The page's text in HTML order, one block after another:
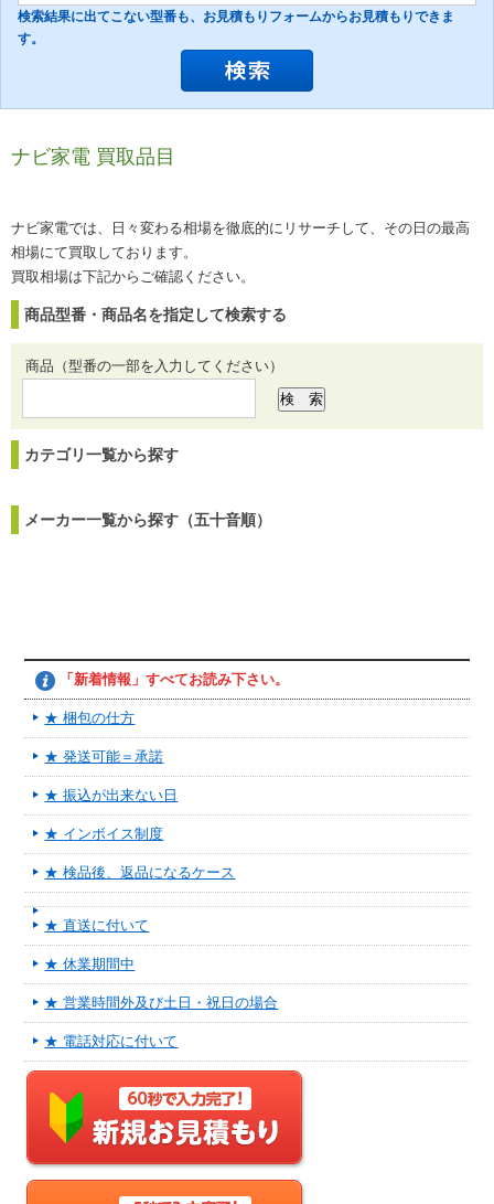
検索結果に出てこない型番も、お見積もりフォームからお見積もりできま
す。
ナビ家電 買取品目
ナビ家電では、日々変わる相場を徹底的にリサーチして、その日の最高
相場にて買取しております。
買取相場は下記からご確認ください。
商品型番・商品名を指定して検索する
商品（型番の一部を入力してください）
カテゴリ一覧から探す
メーカー一覧から探す（五十音順）
「新着情報」すべてお読み下さい。
★ 梱包の仕方
★ 発送可能＝承諾
★ 振込が出来ない日
★ インボイス制度
★ 検品後、返品になるケース
★ 直送に付いて
★ 休業期間中
★ 営業時間外及び土日・祝日の場合
★ 電話対応に付いて